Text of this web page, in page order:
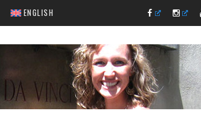
ENGLISH